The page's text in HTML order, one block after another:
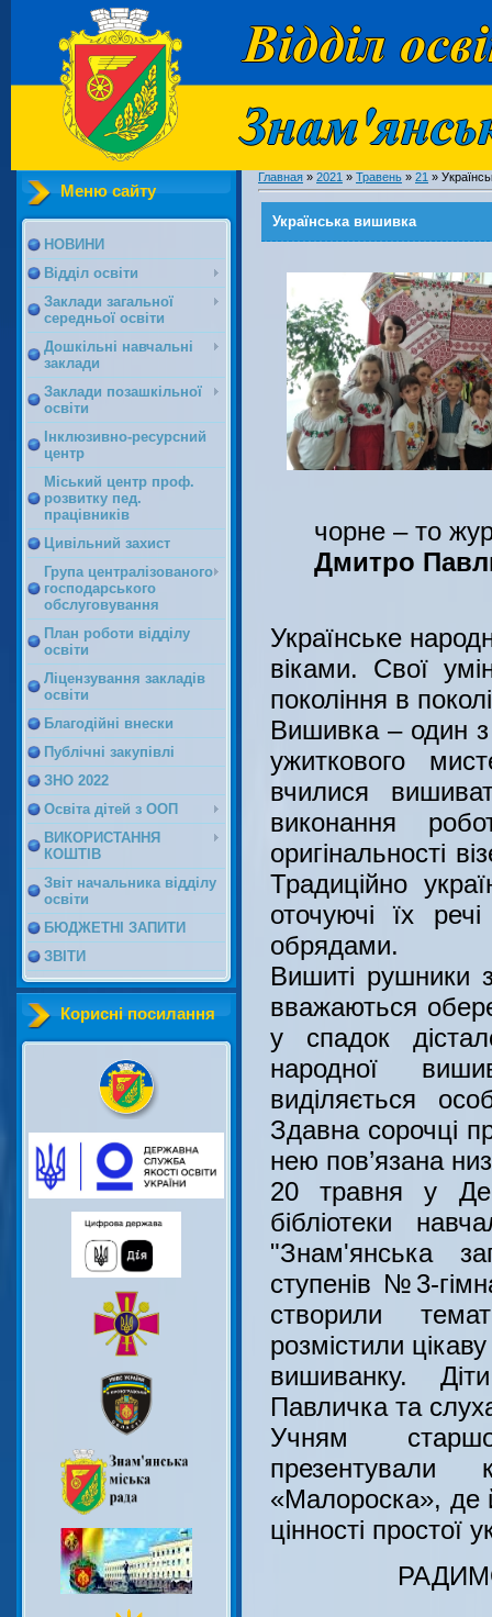
Меню сайту
НОВИНИ
Відділ освіти
Заклади загальної
середньої освіти
Дошкільні навчальні
заклади
Заклади позашкільної
освіти
Інклюзивно-ресурсний
центр
Міський центр проф.
розвитку пед.
працівників
Цивільний захист
Група централізованого
господарського
обслуговування
План роботи відділу
освіти
Ліцензування закладів
освіти
Благодійні внески
Публічні закупівлі
ЗНО 2022
Освіта дітей з ООП
ВИКОРИСТАННЯ
КОШТІВ
Звіт начальника відділу
освіти
БЮДЖЕТНІ ЗАПИТИ
ЗВІТИ
Корисні посилання
Главная » 2021 » Травень » 21 »
​​​​​​​Українська вишивка
чорне – то
Дмитро
Українське
віками. Свої
покоління в
Вишивка – один
ужиткового
вчилися
виконання
оригінальності
Традиційно
оточуючі їх
обрядами.
Вишиті рушники
вважаються
у спадок
народної
виділяється
Здавна сорочці
нею пов’язана
20 травня у
бібліотеки
"Знам'янська
ступенів №3-
створили
розмістили
вишиванку.
Павличка та
Учням
презентували
«Малороска», де
цінності простої